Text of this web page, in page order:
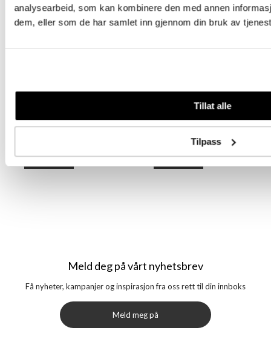
analysearbeid, som kan kombinere den med annen
dem, eller som de har samlet inn gjennom din bruk av
Tillat alle
Tilpass
Logg inn Logg inn
Meld deg på vårt nyhetsbrev
Få nyheter, kampanjer og inspirasjon fra oss rett til din innboks
Meld meg på